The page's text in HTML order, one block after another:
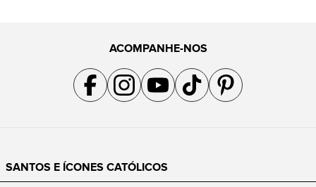
ACOMPANHE-NOS
Acompanhe a gente no Facebook
Acompanhe a gente no Instagram
Acompanhe a gente no YouTube
Acompanhe a gente no TikTok
Acompanhe a gente no
SANTOS E ÍCONES CATÓLICOS